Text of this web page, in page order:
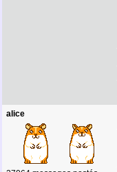
alice